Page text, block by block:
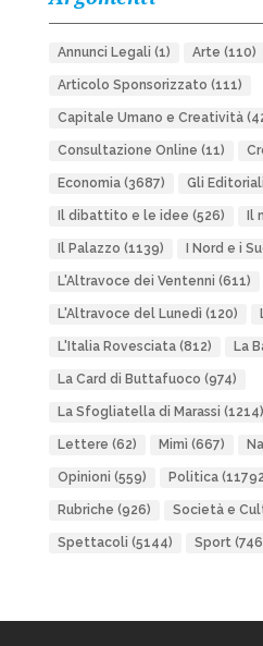
Annunci Legali (1) Arte (110)
Articolo Sponsorizzato (111)
Capitale Umano e Creatività
Consultazione Online (11)
Economia(3687) Gli Editoriali
Il dibattito e le idee (526) Il
Il Palazzo (1139) I Nord e i
L'Altravoce dei Ventenni (611)
L'Altravoce del Lunedì (120)
L'Italia Rovesciata(812) La
La Card di Buttafuoco (974)
La Sfogliatella di Marassi (1214)
Lettere (62) Mimì (667)
Opinioni (559) Politica
Rubriche (926) Società e
Spettacoli (5144) Sport